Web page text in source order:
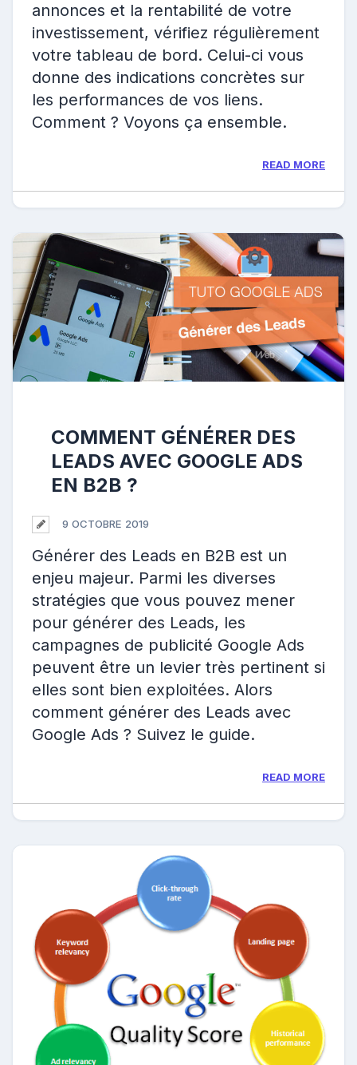
annonces et la rentabilité de votre
investissement, vérifiez régulièrement
votre tableau de bord. Celui-ci vous
donne des indications concrètes sur
les performances de vos liens.
Comment ? Voyons ça ensemble.
READ MORE
COMMENT GÉNÉRER DES
LEADS AVEC GOOGLE ADS
EN B2B ?
9 OCTOBRE 2019
Générer des Leads en B2B est un
enjeu majeur. Parmi les diverses
stratégies que vous pouvez mener
pour générer des Leads, les
campagnes de publicité Google Ads
peuvent être un levier très pertinent si
elles sont bien exploitées. Alors
comment générer des Leads avec
Google Ads ? Suivez le guide.
READ MORE